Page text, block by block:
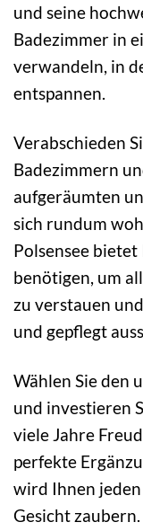
und seine
Badezimmer in
verwandeln, in
entspannen.
Verabschieden
Badezimmern
aufgeräumten
sich rundum
Polsensee bietet
benötigen, um
zu verstauen
und gepflegt
Wählen Sie den
und investieren
viele Jahre
perfekte
wird Ihnen jeden
Gesicht zaubern.